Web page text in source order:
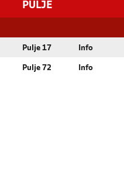
PULJE
Pulje 17 Info
Pulje 72 Info